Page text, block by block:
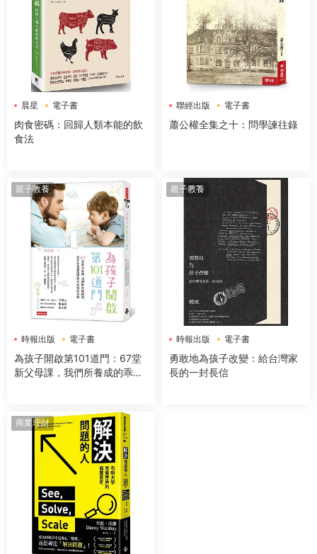
晨星 電子書
肉食密碼：回歸人類本能的飲
食法
聯經出版 電子書
蕭公權全集之十：問學諫往錄
親子教養
時報出版 電子書
為孩子開啟第101道門：67堂
新父母課，我們所養成的乖，
親子教養
時報出版 電子書
勇敢地為孩子改變：給台灣家
長的一封長信
商業理財